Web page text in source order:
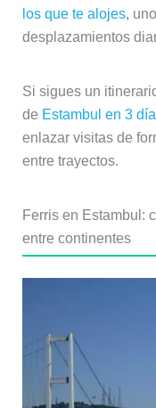
los que te alojes,
desplazamientos
Si sigues un
de Estambul en 3
enlazar visitas de
entre trayectos.
Ferris en Estambul:
entre continentes